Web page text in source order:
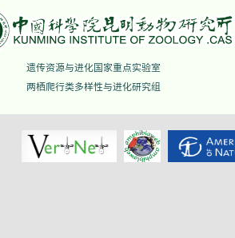
遗传资源与进化国家重点实验室
两栖爬行类多样性与进化研究组